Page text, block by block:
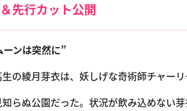
先行カット公開
ンは突然に”
の綾月芽衣は、妖しげな奇術師チャーリ
らぬ公園だった。状況が飲み込めない